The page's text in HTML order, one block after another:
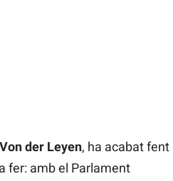
der Leyen, ha acabat fent
fer: amb el Parlament